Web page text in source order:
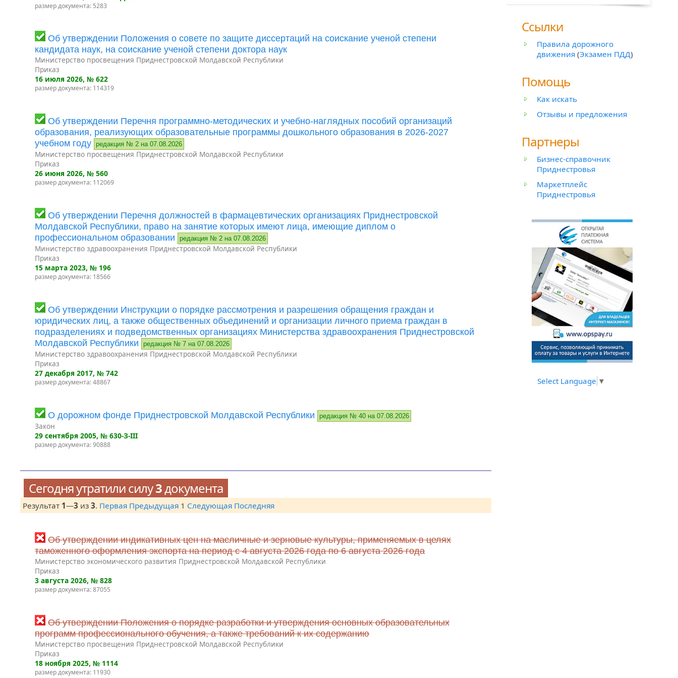
Ссылки
Правила дорожного
движения (Экзамен ПДД)
Помощь
Как искать
Отзывы и предложения
Партнеры
Бизнес-справочник
Приднестровья
Маркетплейс
Приднестровья
Select Language ▼
размер документа: 5283
Об утверждении Положения о совете по защите диссертаций на соискание ученой степени
кандидата наук, на соискание ученой степени доктора наук
Министерство просвещения Приднестровской Молдавской Республики
Приказ
16 июля 2026, № 622
размер документа: 114319
Об утверждении Перечня программно-методических и учебно-наглядных пособий организаций
образования, реализующих образовательные программы дошкольного образования в 2026-2027
учебном году
редакция № 2 на 07.08.2026
Министерство просвещения Приднестровской Молдавской Республики
Приказ
26 июня 2026, № 560
размер документа: 112069
Об утверждении Перечня должностей в фармацевтических организациях Приднестровской
Молдавской Республики, право на занятие которых имеют лица, имеющие диплом о
профессиональном образовании
редакция № 2 на 07.08.2026
Министерство здравоохранения Приднестровской Молдавской Республики
Приказ
15 марта 2023, № 196
размер документа: 18566
Об утверждении Инструкции о порядке рассмотрения и разрешения обращения граждан и
юридических лиц, а также общественных объединений и организации личного приема граждан в
подразделениях и подведомственных организациях Министерства здравоохранения Приднестровской
Молдавской Республики
редакция № 7 на 07.08.2026
Министерство здравоохранения Приднестровской Молдавской Республики
Приказ
27 декабря 2017, № 742
размер документа: 48867
О дорожном фонде Приднестровской Молдавской Республики редакция № 40 на 07.08.2026
Закон
29 сентября 2005, № 630-З-III
размер документа: 90888
Сегодня утратили силу3документа
Результат 1—3 из 3. Первая Предыдущая 1 Следующая Последняя
Об утверждении индикативных цен на масличные и зерновые культуры, применяемых в целях
таможенного оформления экспорта на период с 4 августа 2026 года по 6 августа 2026 года
Министерство экономического развития Приднестровской Молдавской Республики
Приказ
3 августа 2026, № 828
размер документа: 87055
Об утверждении Положения о порядке разработки и утверждения основных образовательных
программ профессионального обучения, а также требований к их содержанию
Министерство просвещения Приднестровской Молдавской Республики
Приказ
18 ноября 2025, № 1114
размер документа: 11930